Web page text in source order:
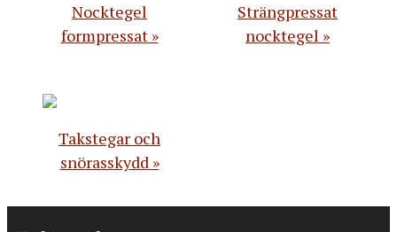
Nocktegel
formpressat
Strängpressat
nocktegel
Takstegar och
snörasskydd